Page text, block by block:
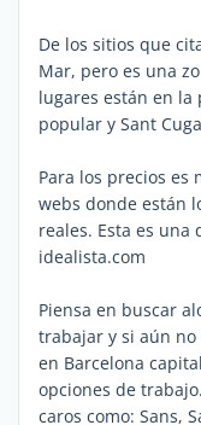
De los sitios que
Mar, pero es una
lugares están en la
popular y Sant
Para los precios es
webs donde están
reales. Esta es
idealista.com
Piensa en buscar
trabajar y si aún no
en Barcelona
opciones de
caros como: Sans,